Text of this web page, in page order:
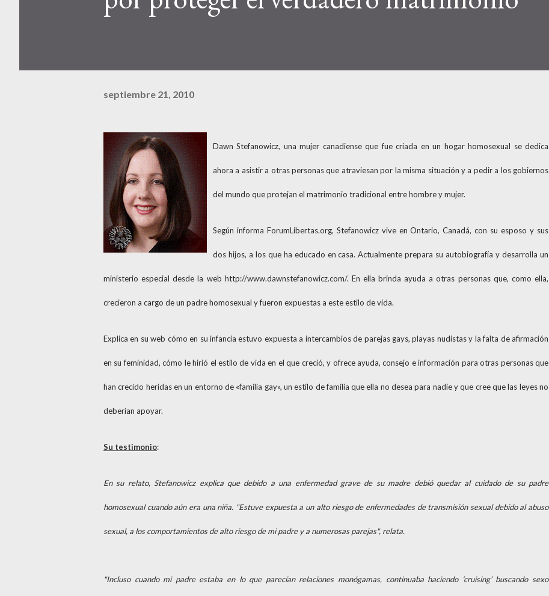
septiembre 21, 2010
Dawn Stefanowicz, una mujer canadiense que fue criada en un hogar homosexual se dedica
ahora a asistir a otras personas que atraviesan por la misma situación y a pedir a los gobiernos
del mundo que protejan el matrimonio tradicional entre hombre y mujer.
Según informa ForumLibertas.org, Stefanowicz vive en Ontario, Canadá, con su esposo y sus
dos hijos, a los que ha educado en casa. Actualmente prepara su autobiografía y desarrolla un
ministerio especial desde la web http://www.dawnstefanowicz.com/. En ella brinda ayuda a otras personas que, como ella,
crecieron a cargo de un padre homosexual y fueron expuestas a este estilo de vida.
Explica en su web cómo en su infancia estuvo expuesta a intercambios de parejas gays, playas nudistas y la falta de afirmación
en su feminidad, cómo le hirió el estilo de vida en el que creció, y ofrece ayuda, consejo e información para otras personas que
han crecido heridas en un entorno de «familia gay», un estilo de familia que ella no desea para nadie y que cree que las leyes no
deberían apoyar.
Su testimonio:
En su relato, Stefanowicz explica que debido a una enfermedad grave de su madre debió quedar al cuidado de su padre
homosexual cuando aún era una niña. "Estuve expuesta a un alto riesgo de enfermedades de transmisión sexual debido al abuso
sexual, a los comportamientos de alto riesgo de mi padre y a numerosas parejas", relata.
"Incluso cuando mi padre estaba en lo que parecían relaciones monógamas, continuaba haciendo ‘cruising’ buscando sexo